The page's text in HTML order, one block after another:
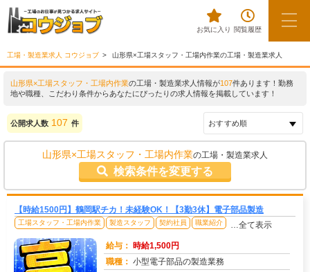
お気に入り 閲覧履歴
工場・製造業求人 コウジョブ 山形県×工場スタッフ・工場内作業の工場・製造業求人
山形県×工場スタッフ・工場内作業の工場・製造業求人情報が107件あります！勤務
地や職種、こだわり条件からあなたにぴったりの求人情報を掲載しています！
公開求人数 107 件
山形県×工場スタッフ・工場内作業の工場・製造業求人
検索条件を変更する
【時給1500円】鶴岡駅チカ！未経験OK！【3勤3休】電子部品製造
工場スタッフ・工場内作業 製造スタッフ 契約社員 職業紹介 …全て表示
給与： 時給1,500円
職種： 小型電子部品の製造業務